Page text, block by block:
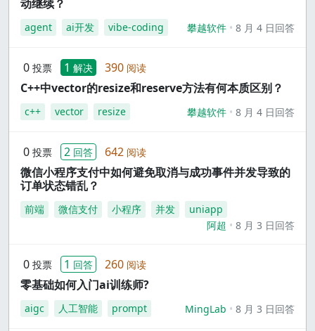
动继续？
agent ai开发 vibe-coding 攀越软件 8 月 4 日回答
0 投票 1 解决 390 阅读
C++中vector的resize和reserve方法有何本质区别？
c++ vector resize 攀越软件 8 月 4 日回答
0 投票 2 回答 642 阅读
微信小程序支付中如何避免取消与成功事件并发导致的
订单状态错乱？
前端 微信支付 小程序 并发
uniapp
阿超
8 月 3 日回答
0 投票 1 回答 260 阅读
零基础如何入门ai训练师?
aigc 人工智能 prompt MingLab 8 月 3 日回答